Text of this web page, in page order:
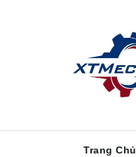
Trang Chủ